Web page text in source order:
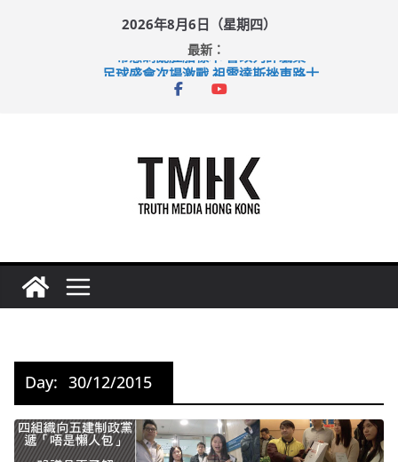
2026年8月6日（星期四）
最新：
希愈調亂胚胎樣本 警改列詐騙案
足球盛會次場激戰 祖雲達斯挫車路士
上半年純利大增七成 國泰：下半年油價續波動
Day: 30/12/2015